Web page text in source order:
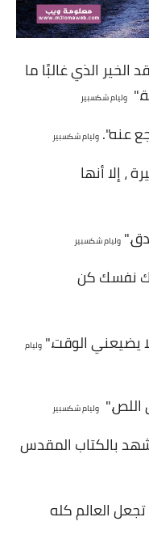
بالشعر
فى العناية بالذات
وأنظمة غذائية
الوزن
الوزن
من الكرش
في الوزن والرشاقة
الذي غالبًا ما
وليام شكسبير
عنه". وليام شكسبير
، إلا أنها
وليام شكسبير
نفسك كن
يضيعني الوقت." وليام
وليام شكسبير
بالكتاب المقدس
العالم كله